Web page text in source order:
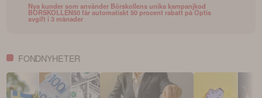
Nya kunder som använder Börskollens unika kampanjkod
BORSKOLLEN50 får automatiskt 50 procent rabatt på Optis
avgift i 3 månader
FONDNYHETER